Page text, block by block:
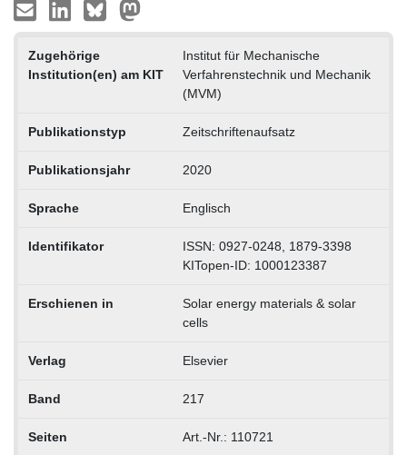
Zugehörige
Institution(en) am KIT
Institut für Mechanische
Verfahrenstechnik und Mechanik
(MVM)
Publikationstyp Zeitschriftenaufsatz
Publikationsjahr 2020
Sprache Englisch
Identifikator
ISSN: 0927-0248, 1879-3398
KITopen-ID: 1000123387
Erschienen in
Solar energy materials & solar
cells
Verlag Elsevier
Band 217
Seiten Art.-Nr.: 110721